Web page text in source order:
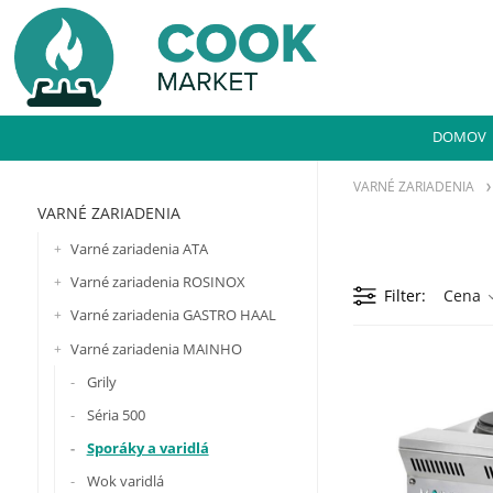
DOMOV
VARNÉ ZARIADENIA
Varné zariadenia ATA
Varné zariadenia ROSINOX
Varné zariadenia GASTRO HAAL
Varné zariadenia MAINHO
Grily
Séria 500
Sporáky a varidlá
Wok varidlá
VARNÉ ZARIADENIA
Filter Cena